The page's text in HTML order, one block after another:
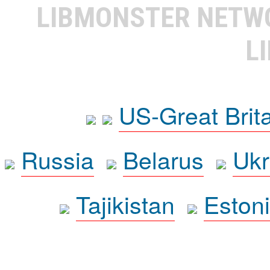
LIBMONSTER
US-Great
Russia
Belarus
Tajikistan